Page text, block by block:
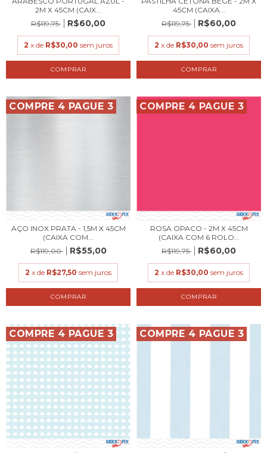
2M X 45CM (CAIX...
R$119,75
R$60,00
2 x de R$30,00 sem juros
45CM (CAIXA...
R$119,75
R$60,00
2 x de R$30,00 sem juros
COMPRE 4 PAGUE 3
AÇO INOX PRATA - 1,5M X 45CM
(CAIXA COM...
R$119,00
R$55,00
2 x de R$27,50 sem juros
COMPRE 4 PAGUE 3
ROSA OPACO - 2M X 45CM
(CAIXA COM 6 ROLO...
R$119,75
R$60,00
2 x de R$30,00 sem juros
COMPRE 4 PAGUE 3 COMPRE 4 PAGUE 3